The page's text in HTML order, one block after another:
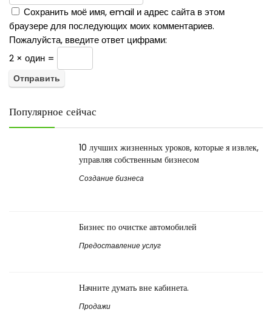
Сохранить моё имя, email и адрес сайта в этом
браузере для последующих моих комментариев.
Пожалуйста, введите ответ цифрами:
2 × один =
Популярное сейчас
10 лучших жизненных уроков, которые я извлек,
управляя собственным бизнесом
Создание бизнеса
Бизнес по очистке автомобилей
Предоставление услуг
Начните думать вне кабинета.
Продажи